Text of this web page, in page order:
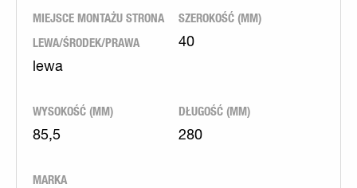
MIEJSCE MONTAŻU STRONA
LEWA/ŚRODEK/PRAWA
lewa
SZEROKOŚĆ (MM)
40
WYSOKOŚĆ (MM)
85,5
DŁUGOŚĆ (MM)
280
MARKA